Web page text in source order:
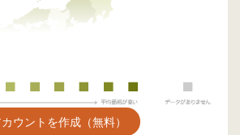
ウントを作成（無料）